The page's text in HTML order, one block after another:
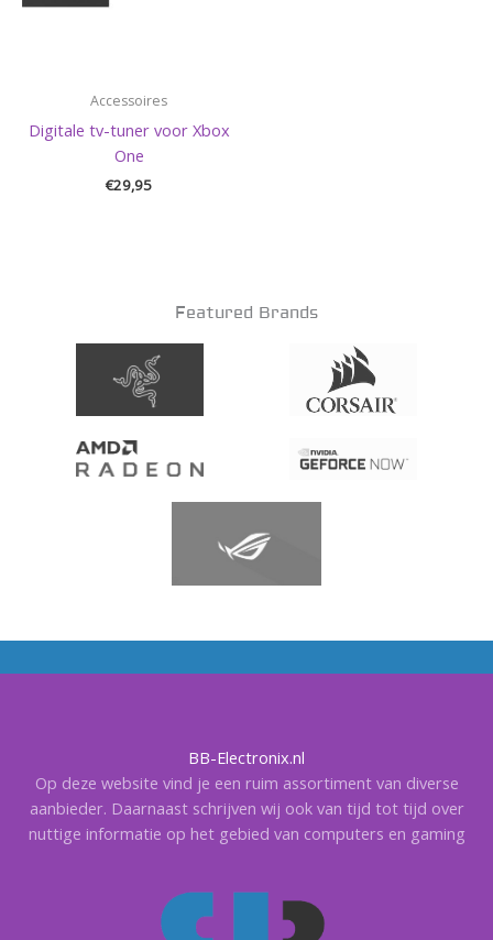
Accessoires
Digitale tv-tuner voor Xbox
One
€29,95
Featured Brands
BB-Electronix.nl
Op deze website vind je een ruim assortiment van diverse
aanbieder. Daarnaast schrijven wij ook van tijd tot tijd over
nuttige informatie op het gebied van computers en gaming